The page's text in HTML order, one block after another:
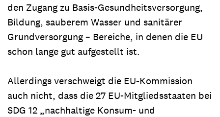
den Zugang zu Basis-Gesundheitsversorgung,
Bildung, sauberem Wasser und sanitärer
Grundversorgung – Bereiche, in denen die EU
schon lange gut aufgestellt ist.
Allerdings verschweigt die EU-Kommission
auch nicht, dass die 27 EU-Mitgliedsstaaten bei
SDG 12 „nachhaltige Konsum- und